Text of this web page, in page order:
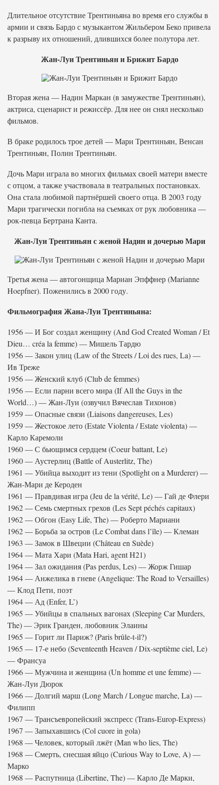
Длительное отсутствие Трентиньяна во время его службы в
армии и связь Бардо с музыкантом Жильбером Беко привела
к разрыву их отношений, длившихся более полутора лет.
Жан-Луи Трентиньян и Брижит Бардо
Вторая жена — Надин Маркан (в замужестве Трентиньян),
актриса, сценарист и режиссёр. Для нее он снял несколько
фильмов.
В браке родилось трое детей — Мари Трентиньян, Венсан
Трентиньян, Полин Трентиньян.
Дочь Мари играла во многих фильмах своей матери вместе
с отцом, а также участвовала в театральных постановках.
Она стала любимой партнёршей своего отца. В 2003 году
Мари трагически погибла на съемках от рук любовника —
рок-певца Бертрана Канта.
Жан-Луи Трентиньян с женой Надин и дочерью Мари
Третья жена — автогонщица Мариан Эпффнер (Marianne
Hoepfner). Поженились в 2000 году.
Фильмография Жана-Луи Трентиньяна:
1956 — И Бог создал женщину (And God Created Woman / Et
Dieu… créa la femme) — Мишель Тардю
1956 — Закон улиц (Law of the Streets / Loi des rues, La) —
Ив Треже
1956 — Женский клуб (Club de femmes)
1956 — Если парни всего мира (If All the Guys in the
World…) — Жан-Луи (озвучил Вячеслав Тихонов)
1959 — Опасные связи (Liaisons dangereuses, Les)
1959 — Жестокое лето (Estate Violenta / Estate violenta) —
Карло Каремоли
1960 — С бьющимся сердцем (Coeur battant, Le)
1960 — Аустерлиц (Battle of Austerlitz, The)
1961 — Убийца выходит из тени (Spotlight on a Murderer) —
Жан-Мари де Кероден
1961 — Правдивая игра (Jeu de la vérité, Le) — Гай де Флери
1962 — Семь смертных грехов (Les Sept péchés capitaux)
1962 — Обгон (Easy Life, The) — Роберто Мариани
1962 — Борьба за остров (Le Combat dans l’île) — Клеман
1963 — Замок в Швеции (Château en Suède)
1964 — Мата Хари (Mata Hari, agent H21)
1964 — Зал ожидания (Pas perdus, Les) — Жорж Гишар
1964 — Анжелика в гневе (Angelique: The Road to Versailles)
— Клод Пети, поэт
1964 — Ад (Enfer, L’)
1965 — Убийцы в спальных вагонах (Sleeping Car Murders,
The) — Эрик Гранден, любовник Элаины
1965 — Горит ли Париж? (Paris brûle-t-il?)
1965 — 17-е небо (Seventeenth Heaven / Dix-septième ciel, Le)
— Франсуа
1966 — Мужчина и женщина (Un homme et une femme) —
Жан-Луи Дюрок
1966 — Долгий марш (Long March / Longue marche, La) —
Филипп
1967 — Трансъевропейский экспресс (Trans-Europ-Express)
1967 — Запыхавшись (Col cuore in gola)
1968 — Человек, который лжёт (Man who lies, The)
1968 — Смерть, снесшая яйцо (Curious Way to Love, A) —
Марко
1968 — Распутница (Libertine, The) — Карло Де Марки,